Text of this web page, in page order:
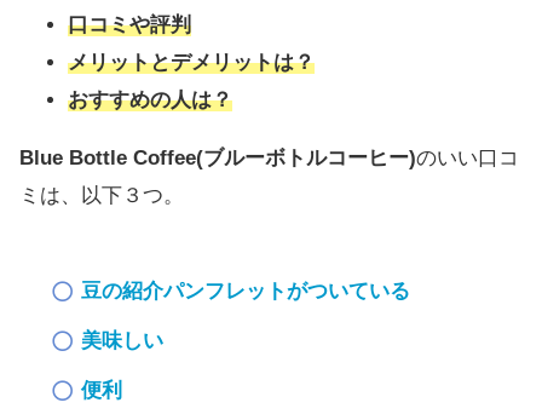
口コミや評判
メリットとデメリットは？
おすすめの人は？
Blue Bottle Coffee(ブルーボトルコーヒー)のいい口コ
ミは、以下３つ。
豆の紹介パンフレットがついている
美味しい
便利